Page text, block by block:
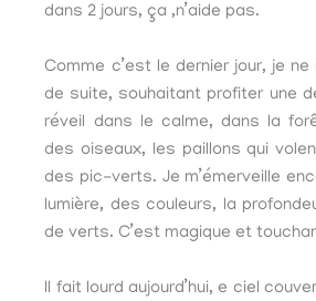
dans 2 jours, ça ,n’aide pas.
Comme c’est le dernier jour, je
de suite, souhaitant profiter une
réveil dans le calme, dans la
des oiseaux, les paillons qui
des pic-verts. Je m’émerveille
lumière, des couleurs, la
de verts. C’est magique et
Il fait lourd aujourd’hui, e ciel